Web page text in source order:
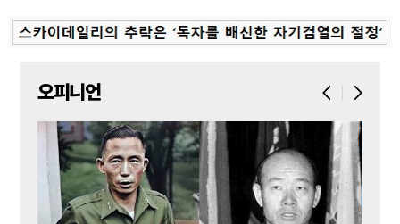
오피니언